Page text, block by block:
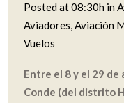
Posted at 08:30h in
Aviadores,Aviación
Vuelos
Entre el 8 y el 29
Conde (del distrito